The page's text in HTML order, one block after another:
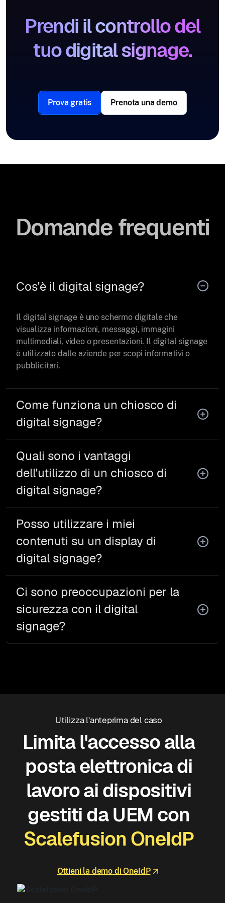
Prendi il controllo del
tuo digital signage.
Prova gratis Prenota una demo
Domande frequenti
Cos'è il digital signage?
Il digital signage è uno schermo digitale che
visualizza informazioni, messaggi, immagini
multimediali, video o presentazioni. Il digital signage
è utilizzato dalle aziende per scopi informativi o
pubblicitari.
Come funziona un chiosco di
digital signage?
Quali sono i vantaggi
dell'utilizzo di un chiosco di
digital signage?
Posso utilizzare i miei
contenuti su un display di
digital signage?
Ci sono preoccupazioni per la
sicurezza con il digital
signage?
Utilizza l'anteprima del caso
Limita l'accesso alla
posta elettronica di
lavoro ai dispositivi
gestiti da UEM con
Scalefusion OneIdP
Ottieni la demo di OneIdP